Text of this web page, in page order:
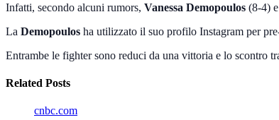
Infatti, secondo alcuni rumors, Vanessa Demopoulos (8-4) e
La Demopoulos ha utilizzato il suo profilo Instagram per
Entrambe le fighter sono reduci da una vittoria e lo scontro
Related Posts
cnbc.com